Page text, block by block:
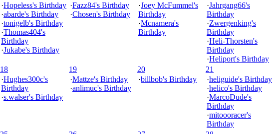
·Hopeless's Birthday
·abarde's Birthday
·tonigelb's Birthday
·Thomas404's
Birthday
·Jukabe's Birthday
·Fazz84's Birthday
·Chosen's Birthday
·Joey McFummel's
Birthday
·Mcnamera's
Birthday
·Jahrgang66's
Birthday
·Zwergenking's
Birthday
·Heli-Thorsten's
Birthday
·Heliport's Birthday
18
·Hughes300c's
Birthday
·s.walser's Birthday
19
·Mattze's Birthday
·anlimuc's Birthday
20
·billbob's Birthday
21
·heliguide's Birthday
·helico's Birthday
·MarcoDude's
Birthday
·mitoooracer's
Birthday